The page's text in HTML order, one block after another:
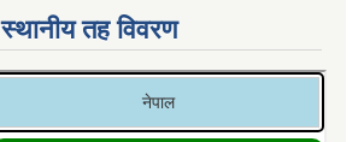
स्थानीय तह विवरण